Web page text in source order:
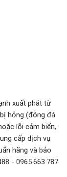
xuất phát từ
hỏng (đóng đá
lỗi cảm biến,
cấp dịch vụ
hãng và bảo
- 0965.663.787.